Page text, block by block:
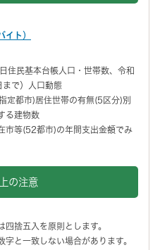
イト）
住民基本台帳人口・世帯数、令和
で）人口動態
定都市)居住世帯の有無(5区分)別
る建物数
市等(52都市)の年間支出金額でみ
の注意
捨五入を原則とします。
字と一致しない場合があります。